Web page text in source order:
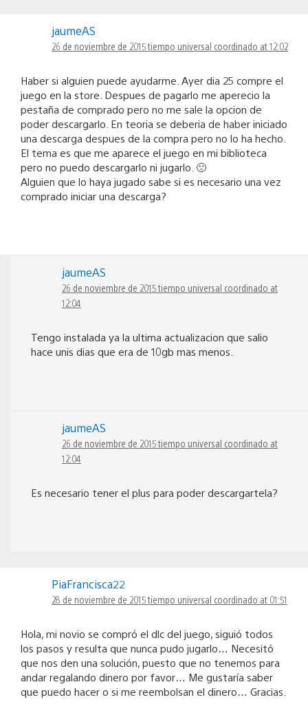
jaumeAS
26 de noviembre de 2015 tiempo universal coordinado at 12:02
Haber si alguien puede ayudarme. Ayer dia 25 compre el
juego en la store. Despues de pagarlo me aperecio la
pestaña de comprado pero no me sale la opcion de
poder descargarlo. En teoria se deberia de haber iniciado
una descarga despues de la compra pero no lo ha hecho.
El tema es que me aparece el juego en mi biblioteca
pero no puedo descargarlo ni jugarlo. 🙁
Alguien que lo haya jugado sabe si es necesario una vez
comprado iniciar una descarga?
jaumeAS
26 de noviembre de 2015 tiempo universal coordinado at
12:04
Tengo instalada ya la ultima actualizacion que salio
hace unis dias que era de 10gb mas menos.
jaumeAS
26 de noviembre de 2015 tiempo universal coordinado at
12:04
Es necesario tener el plus para poder descargartela?
PiaFrancisca22
28 de noviembre de 2015 tiempo universal coordinado at 01:51
Hola, mi novio se compró el dlc del juego, siguió todos
los pasos y resulta que nunca pudo jugarlo… Necesitó
que nos den una solución, puesto que no tenemos para
andar regalando dinero por favor… Me gustaría saber
que puedo hacer o si me reembolsan el dinero… Gracias.